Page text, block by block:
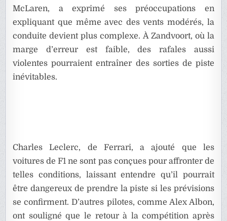
McLaren, a exprimé ses préoccupations en
expliquant que même avec des vents modérés, la
conduite devient plus complexe. À Zandvoort, où la
marge d’erreur est faible, des rafales aussi
violentes pourraient entraîner des sorties de piste
inévitables.
Charles Leclerc, de Ferrari, a ajouté que les
voitures de F1 ne sont pas conçues pour affronter de
telles conditions, laissant entendre qu’il pourrait
être dangereux de prendre la piste si les prévisions
se confirment. D’autres pilotes, comme Alex Albon,
ont souligné que le retour à la compétition après